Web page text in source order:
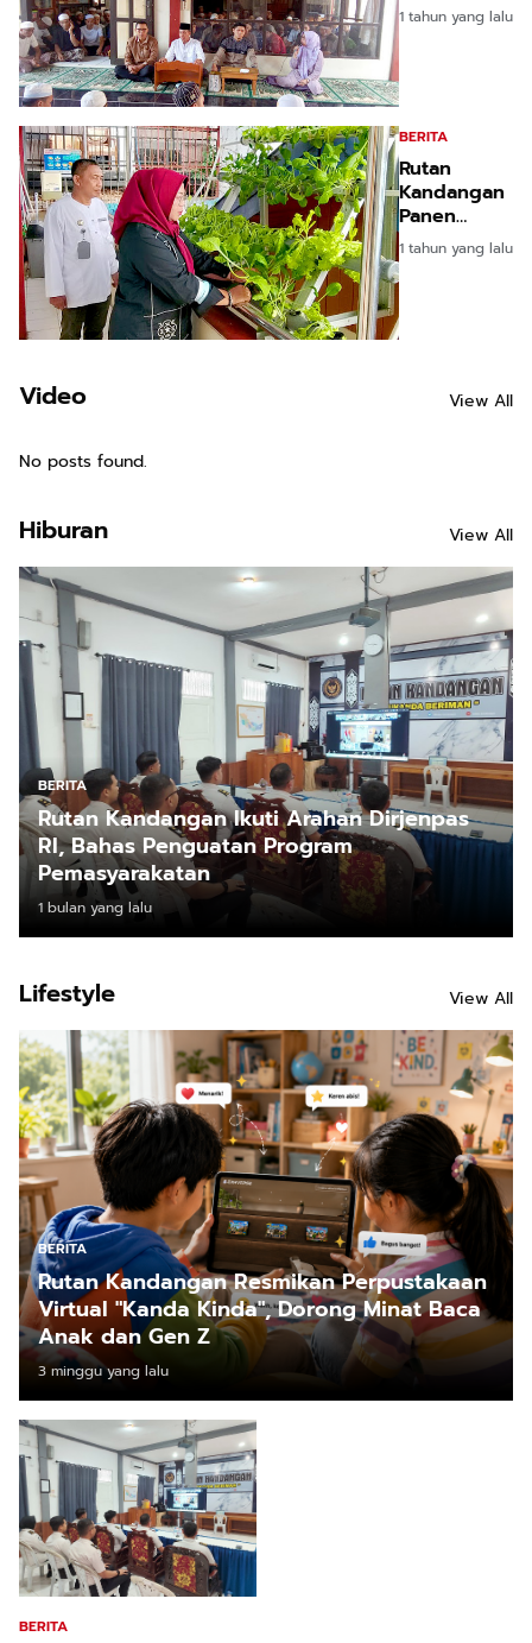
Warga
Binaan
1 tahun yang lalu
BERITA
Rutan
Kandangan
Panen
Hidroponik
Segar dan
1 tahun yang lalu
Video View All
No posts found.
Hiburan View All
BERITA
Rutan Kandangan Ikuti Arahan Dirjenpas
RI, Bahas Penguatan Program
Pemasyarakatan
1 bulan yang lalu
Lifestyle View All
BERITA
Rutan Kandangan Resmikan Perpustakaan
Virtual "Kanda Kinda", Dorong Minat Baca
Anak dan Gen Z
3 minggu yang lalu
BERITA